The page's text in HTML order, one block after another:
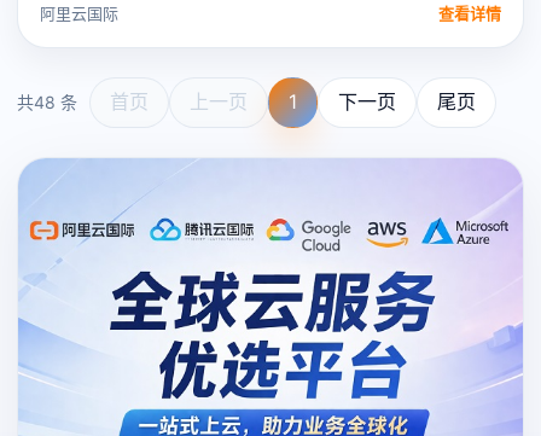
阿里云国际 查看详情
共48 条 首页 上一页 1 下一页 尾页